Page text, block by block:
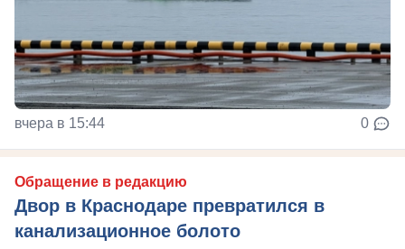
вчера в 15:44 0
Обращение в редакцию
Двор в Краснодаре превратился в
канализационное болото